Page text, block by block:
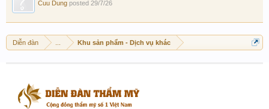
Cuu Dung posted 29/7/26
Diễn đàn Khu sản phẩm - Dịch vụ khác